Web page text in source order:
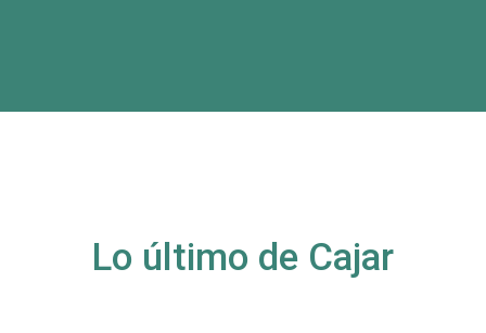
Lo último de Cajar